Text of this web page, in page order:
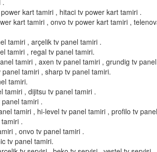
.
kart tamiri , hitaci tv power kart tamiri .
kart tamiri , onvo tv power kart tamiri ,
tamiri , arçelik tv panel tamiri .
tamiri , regal tv panel tamiri.
tamiri , axen tv panel tamiri , grundig tv
tamiri , sharp tv panel tamiri.
tamiri.
tamiri , dijitsu tv panel tamiri .
tamiri .
tamiri , hi-level tv panel tamiri , profilo tv
.
, onvo tv panel tamiri .
tv panel tamiri.